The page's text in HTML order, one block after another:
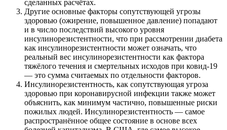
сделанных расчётах.
Другие основные факторы сопутствующей угрозы
здоровью (ожирение, повышенное давление) попадают
и в число последствий высокого уровня
инсулинорезистентности, что при рассмотрении диабета
как инсулинорезистентности может означать, что
реальный вес инсулинорезистентности как фактора
тяжёлого течения и смертельных исходов при ковид-19
— это сумма считаемых по отдельности факторов.
Инсулинорезистентность, как сопутствующая угроза
здоровью при коронавирусной инфекции также может
объяснить, как минимум частично, повышенные риски
пожилых людей. Инсулинорезистентность — самое
распространённое общее состояние в основе всех